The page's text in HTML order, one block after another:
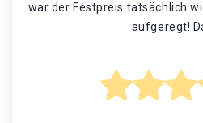
war der Festpreis tatsächlich
aufgeregt!